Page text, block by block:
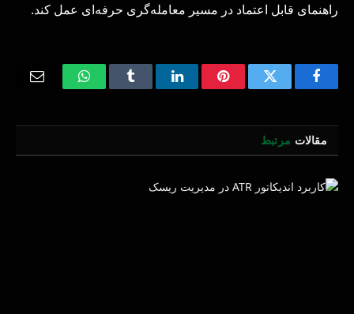
راهنمای قابل اعتماد در مسیر معامله‌گری حرفه‌ای عمل کند.
Facebook
Twitter
Pinterest
LinkedIn
Tumblr
WhatsApp
مقالات مرتبط